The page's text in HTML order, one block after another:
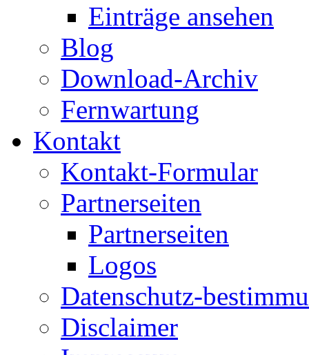
Einträge ansehen
Blog
Download-Archiv
Fernwartung
Kontakt
Kontakt-Formular
Partnerseiten
Partnerseiten
Logos
Datenschutz-
Disclaimer